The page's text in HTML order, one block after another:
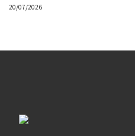
20/07/2026